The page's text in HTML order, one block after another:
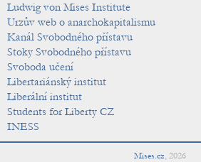
Ludwig von Mises Institute
Urzův web o anarchokapitalismu
Kanál Svobodného přístavu
Stoky Svobodného přístavu
Svoboda učení
Libertariánský institut
Liberální institut
Students for Liberty CZ
INESS
Mises.cz, 2026